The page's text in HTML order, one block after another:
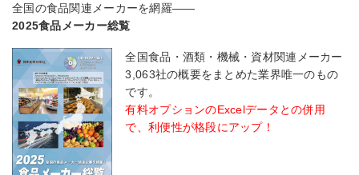
全国の食品関連メーカーを網羅――
2025食品メーカー総覧
全国食品・酒類・機械・資材関連メーカー
3,063社の概要をまとめた業界唯一のもの
です。
有料オプションのExcelデータとの併用
で、利便性が格段にアップ！